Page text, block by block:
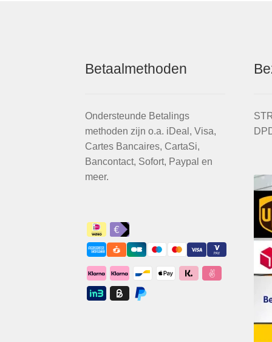
Betaalmethoden
Ondersteunde Betalings
methoden zijn o.a. iDeal, Visa,
Cartes Bancaires, CartaSi,
Bancontact, Sofort, Paypal en
meer.